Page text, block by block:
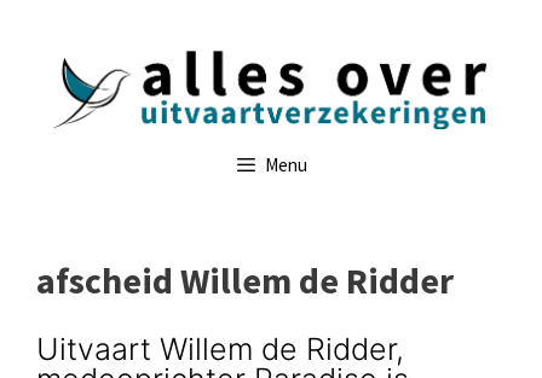
Menu
afscheid Willem de Ridder
Uitvaart Willem de Ridder,